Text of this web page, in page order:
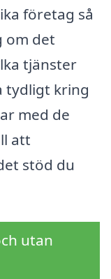
företag så
om det
tjänster
tydligt kring
med de
att
stöd du
utan